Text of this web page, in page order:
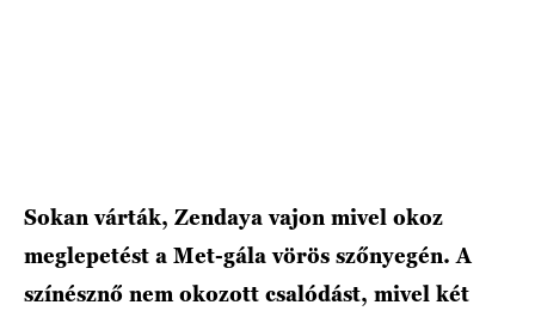
Sokan várták, Zendaya vajon mivel okoz
meglepetést a Met-gála vörös szőnyegén. A
színésznő nem okozott csalódást, mivel két